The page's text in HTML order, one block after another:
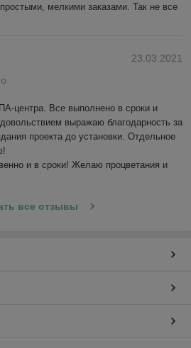
мелкими заказами. Так не все
23.03.2021
центра. Все выполнено в сроки и
выражаю благодарность за
проекта до установки. Отдельное
и в сроки! Желаю процветания и
все отзывы